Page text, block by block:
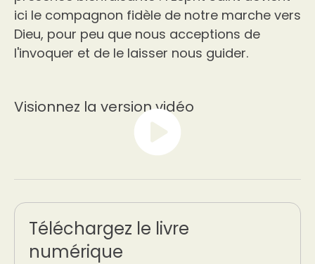
ici le compagnon fidèle de notre marche vers
Dieu, pour peu que nous acceptions de
l'invoquer et de le laisser nous guider.
Visionnez la version vidéo
Téléchargez le livre
numérique